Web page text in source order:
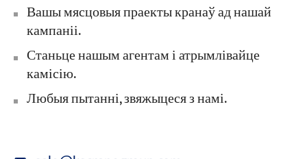
Вашы мясцовыя праекты кранаў ад нашай
кампаніі.
Станьце нашым агентам і атрымлівайце
камісію.
Любыя пытанні, звяжыцеся з намі.